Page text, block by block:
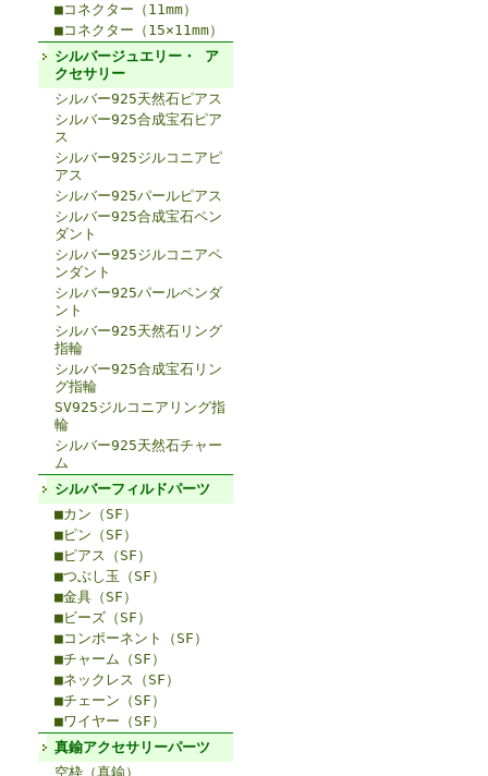
■コネクター（11mm）
■コネクター（15×11mm）
シルバージュエリー・ ア
クセサリー
シルバー925天然石ピアス
シルバー925合成宝石ピア
ス
シルバー925ジルコニアピ
アス
シルバー925パールピアス
シルバー925合成宝石ペン
ダント
シルバー925ジルコニアペ
ンダント
シルバー925パールペンダ
ント
シルバー925天然石リング
指輪
シルバー925合成宝石リン
グ指輪
SV925ジルコニアリング指
輪
シルバー925天然石チャー
ム
シルバーフィルドパーツ
■カン（SF）
■ピン（SF）
■ピアス（SF）
■つぶし玉（SF）
■金具（SF）
■ビーズ（SF）
■コンポーネント（SF）
■チャーム（SF）
■ネックレス（SF）
■チェーン（SF）
■ワイヤー（SF）
真鍮アクセサリーパーツ
空枠（真鍮）